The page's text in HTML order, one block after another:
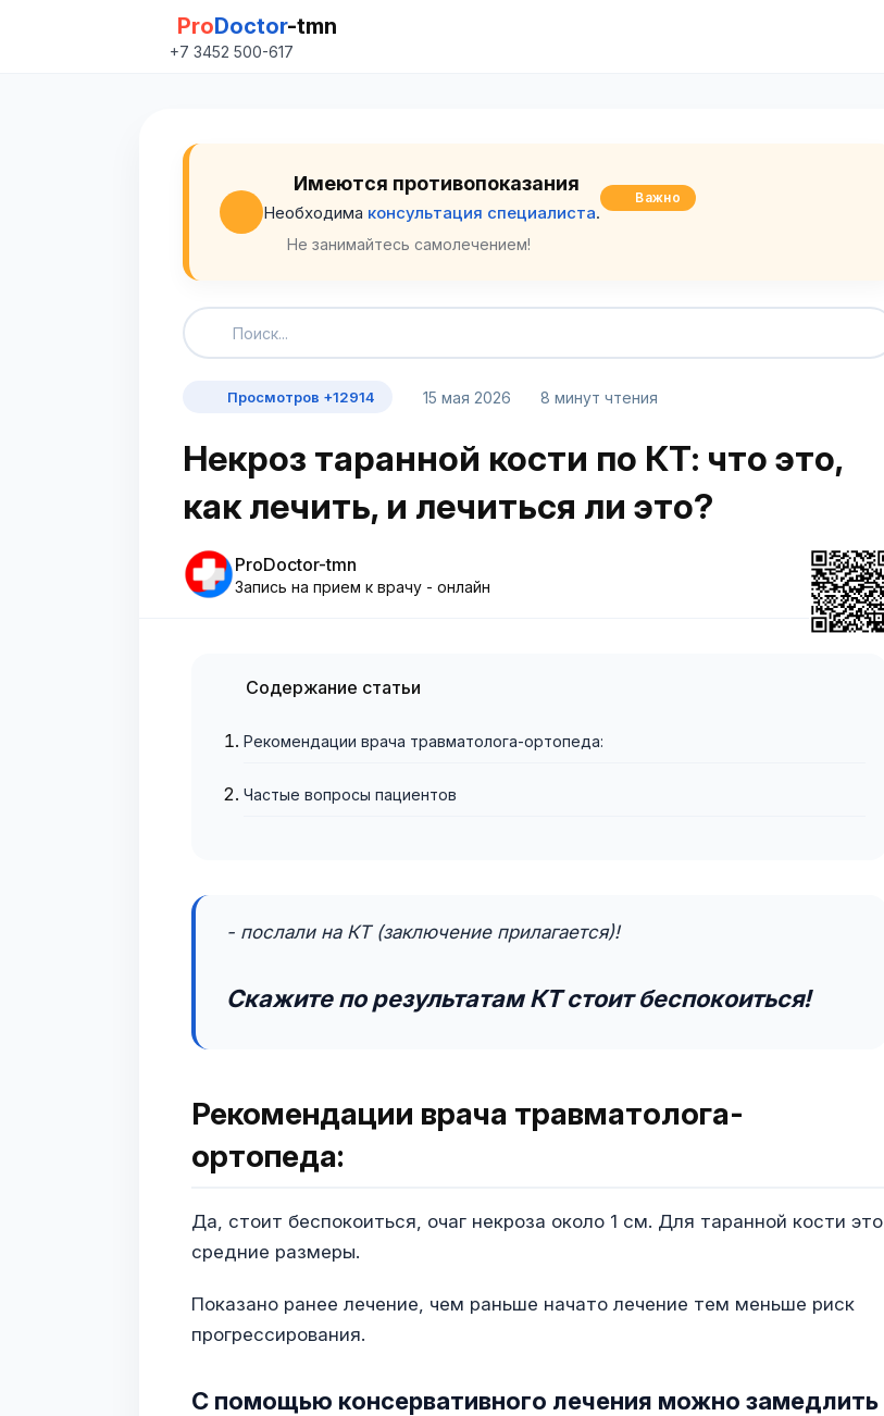
ProDoctor-tmn
+7 3452 500-617
Имеются противопоказания
Необходима консультация специалиста.
Важно
Не занимайтесь самолечением!
Просмотров +12914 15 мая 2026 8 минут чтения
Некроз таранной кости по КТ: что это,
как лечить, и лечиться ли это?
ProDoctor-tmn
Запись на прием к врачу - онлайн
Содержание статьи
Рекомендации врача травматолога-ортопеда:
Частые вопросы пациентов
- послали на КТ (заключение прилагается)!
Скажите по результатам КТ стоит беспокоиться!
Рекомендации врача травматолога-
ортопеда:
Да, стоит беспокоиться, очаг некроза около 1 см. Для таранной кости это
средние размеры.
Показано ранее лечение, чем раньше начато лечение тем меньше риск
прогрессирования.
С помощью консервативного лечения можно замедлить